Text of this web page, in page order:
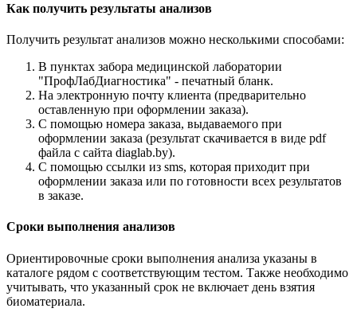
Как получить результаты анализов
Получить результат анализов можно несколькими способами:
В пунктах забора медицинской лаборатории
"ПрофЛабДиагностика" - печатный бланк.
На электронную почту клиента (предварительно
оставленную при оформлении заказа).
С помощью номера заказа, выдаваемого при
оформлении заказа (результат скачивается в виде pdf
файла с сайта diaglab.by).
С помощью ссылки из sms, которая приходит при
оформлении заказа или по готовности всех результатов
в заказе.
Сроки выполнения анализов
Ориентировочные сроки выполнения анализа указаны в
каталоге рядом с соответствующим тестом. Также необходимо
учитывать, что указанный срок не включает день взятия
биоматериала.